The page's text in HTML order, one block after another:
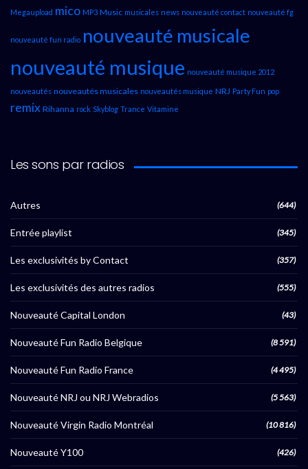
Megaupload mico MP3 Music musicales news nouveauté contact nouveauté fg
nouveauté fun radio nouveauté musicale
nouveauté musique nouveauté musique 2012
nouveautés nouveautés musicales nouveautés musique NRJ Party Fun pop
remix Rihanna rock Skyblog Trance Vitamine
Les sons par radios
Autres (644)
Entrée playlist (345)
Les exclusivités by Contact (357)
Les exclusivités des autres radios (555)
Nouveauté Capital London (43)
Nouveauté Fun Radio Belgique (8 591)
Nouveauté Fun Radio France (4 495)
Nouveauté NRJ ou NRJ Webradios (5 563)
Nouveauté Virgin Radio Montréal (10 816)
Nouveauté Y100 (426)